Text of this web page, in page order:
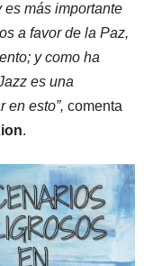
es más importante
a favor de la Paz,
y como ha
es una
en esto”, comenta
.